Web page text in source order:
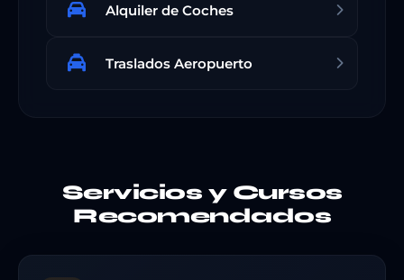
Alquiler de Coches
Traslados Aeropuerto
Servicios y Cursos
Recomendados